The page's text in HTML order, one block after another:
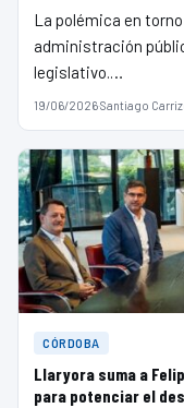
La polémica en
administración
legislativo.…
19/06/2026·Santiago
CÓRDOBA
Llaryora suma a
para potenciar el